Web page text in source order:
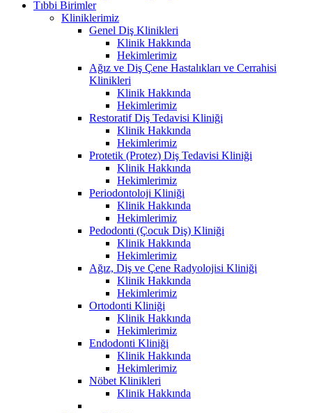
Tıbbi Birimler
Kliniklerimiz
Genel Diş Klinikleri
Klinik Hakkında
Hekimlerimiz
Ağız ve Diş Çene Hastalıkları ve Cerrahisi
Klinikleri
Klinik Hakkında
Hekimlerimiz
Restoratif Diş Tedavisi Kliniği
Klinik Hakkında
Hekimlerimiz
Protetik (Protez) Diş Tedavisi Kliniği
Klinik Hakkında
Hekimlerimiz
Periodontoloji Kliniği
Klinik Hakkında
Hekimlerimiz
Pedodonti (Çocuk Diş) Kliniği
Klinik Hakkında
Hekimlerimiz
Ağız, Diş ve Çene Radyolojisi Kliniği
Klinik Hakkında
Hekimlerimiz
Ortodonti Kliniği
Klinik Hakkında
Hekimlerimiz
Endodonti Kliniği
Klinik Hakkında
Hekimlerimiz
Nöbet Klinikleri
Klinik Hakkında